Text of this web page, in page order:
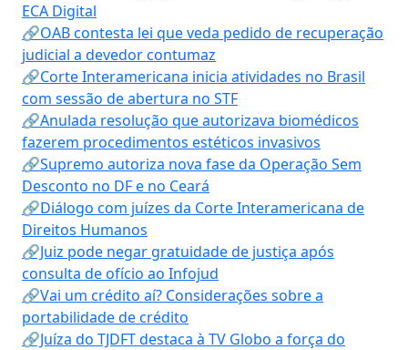
ECA Digital
🔗OAB contesta lei que veda pedido de recuperação
judicial a devedor contumaz
🔗Corte Interamericana inicia atividades no Brasil
com sessão de abertura no STF
🔗Anulada resolução que autorizava biomédicos
fazerem procedimentos estéticos invasivos
🔗Supremo autoriza nova fase da Operação Sem
Desconto no DF e no Ceará
🔗Diálogo com juízes da Corte Interamericana de
Direitos Humanos
🔗Juiz pode negar gratuidade de justiça após
consulta de ofício ao Infojud
🔗Vai um crédito aí? Considerações sobre a
portabilidade de crédito
🔗Juíza do TJDFT destaca à TV Globo a força do